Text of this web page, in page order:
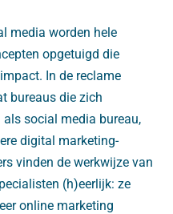
media worden hele
opgetuigd die
In de reclame
bureaus die zich
social media bureau,
digital marketing-
vinden de werkwijze van
(h)eerlijk: ze
online marketing